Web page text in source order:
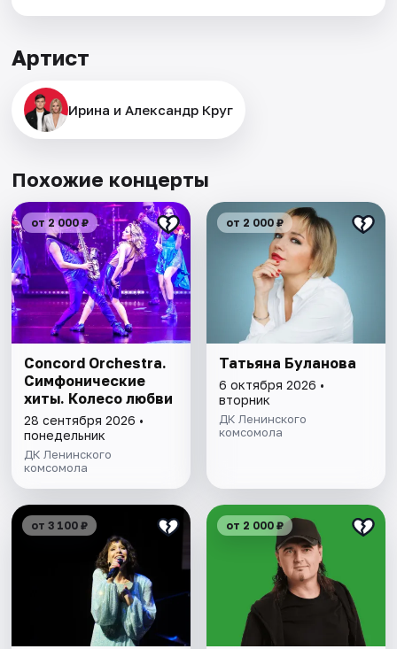
Артист
Ирина и Александр Круг
Похожие концерты
от 2 000 ₽
Concord Orchestra.
Симфонические
хиты. Колесо любви
28 сентября 2026 •
понедельник
ДК Ленинского
комсомола
от 2 000 ₽
Татьяна Буланова
6 октября 2026 •
вторник
ДК Ленинского
комсомола
от 3 100 ₽ от 2 000 ₽